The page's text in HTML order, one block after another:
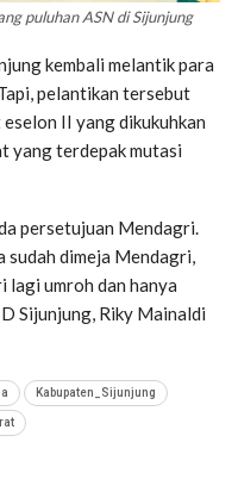
puluhan ASN di Sijunjung
kembali melantik para
pelantikan tersebut
II yang dikukuhkan
yang terdepak mutasi
persetujuan Mendagri.
sudah dimeja Mendagri,
lagi umroh dan hanya
Sijunjung, Riky Mainaldi
Kabupaten_Sijunjung